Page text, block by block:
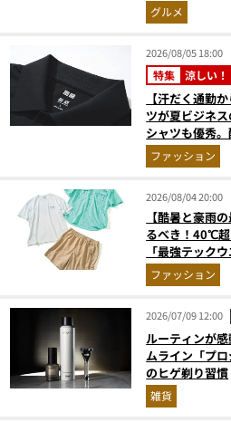
に歓喜
グルメ
2026/08/05 18:00
特集 涼しい！
【汗だく通勤
ツが夏ビジネ
シャツも優秀
ウエアの実力
ファッション
2026/08/04 20:00
【酷暑と豪雨
るべき！40℃
「最強テック
ファッション
2026/07/09 12:00
ルーティンが
ムライン「プ
のヒゲ剃り習慣
雑貨